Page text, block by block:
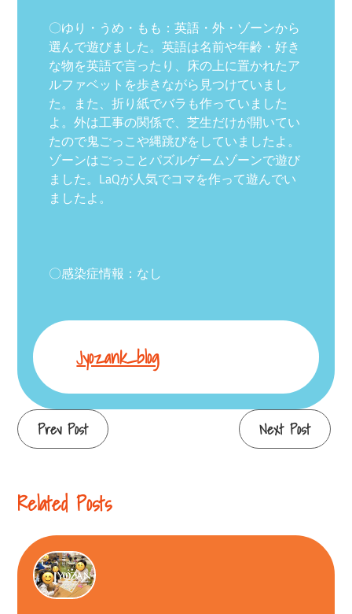
〇ゆり・うめ・もも：英語・外・ゾーンから
選んで遊びました。英語は名前や年齢・好き
な物を英語で言ったり、床の上に置かれたア
ルファベットを歩きながら見つけていまし
た。また、折り紙でバラも作っていました
よ。外は工事の関係で、芝生だけが開いてい
たので鬼ごっこや縄跳びをしていましたよ。
ゾーンはごっことパズルゲームゾーンで遊び
ました。LaQが人気でコマを作って遊んでい
ましたよ。
〇感染症情報：なし
Jyozank_blog
Continue
Prev Post Next Post
Related Posts